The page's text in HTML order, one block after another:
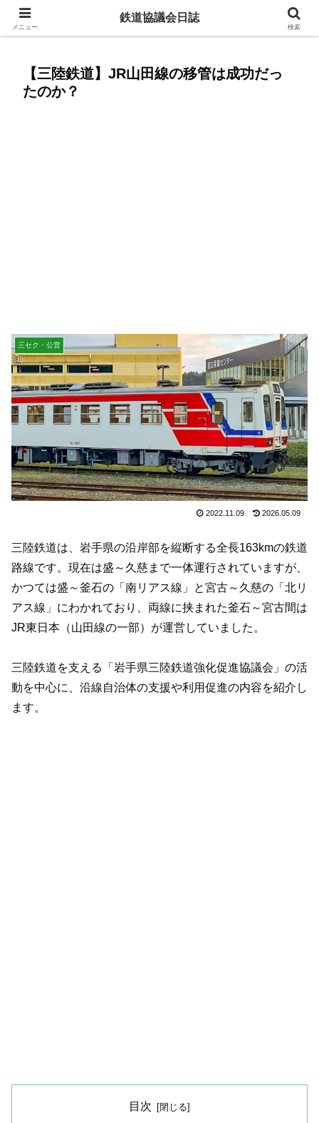
赤字ローカル線を残すために今からできること
【三陸鉄道】JR山田線の移管は成功だっ
たのか？
三セク・公営
2022.11.09 2026.05.09
三陸鉄道は、岩手県の沿岸部を縦断する全長163kmの鉄道
路線です。現在は盛～久慈まで一体運行されていますが、
かつては盛～釜石の「南リアス線」と宮古～久慈の「北リ
アス線」にわかれており、両線に挟まれた釜石～宮古間は
JR東日本（山田線の一部）が運営していました。
三陸鉄道を支える「岩手県三陸鉄道強化促進協議会」の活
動を中心に、沿線自治体の支援や利用促進の内容を紹介し
ます。
目次
メニュー
鉄道協議会日誌
検索